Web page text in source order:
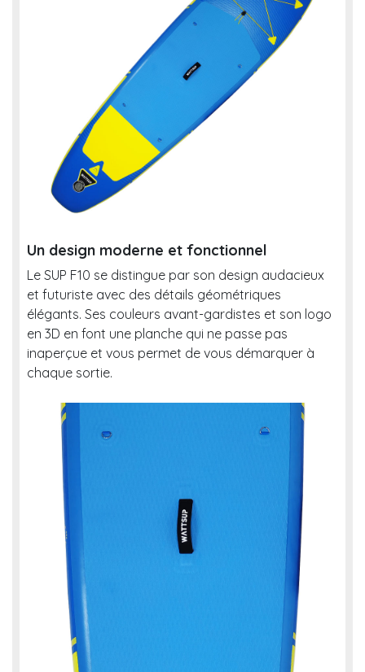
Un design moderne et fonctionnel
Le SUP F10 se distingue par son design audacieux
et futuriste avec des détails géométriques
élégants. Ses couleurs avant-gardistes et son logo
en 3D en font une planche qui ne passe pas
inaperçue et vous permet de vous démarquer à
chaque sortie.